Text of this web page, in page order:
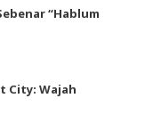
“Hablum
City: Wajah